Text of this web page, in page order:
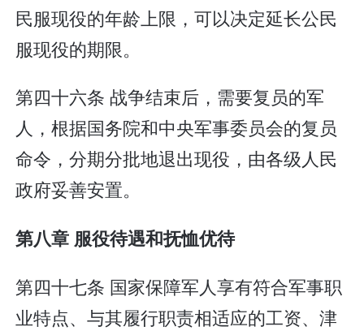
民服现役的年龄上限，可以决定延长公民
服现役的期限。
第四十六条 战争结束后，需要复员的军
人，根据国务院和中央军事委员会的复员
命令，分期分批地退出现役，由各级人民
政府妥善安置。
第八章 服役待遇和抚恤优待
第四十七条 国家保障军人享有符合军事职
业特点、与其履行职责相适应的工资、津